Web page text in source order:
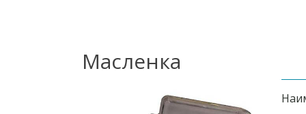
Услуги
Производство
Масленка